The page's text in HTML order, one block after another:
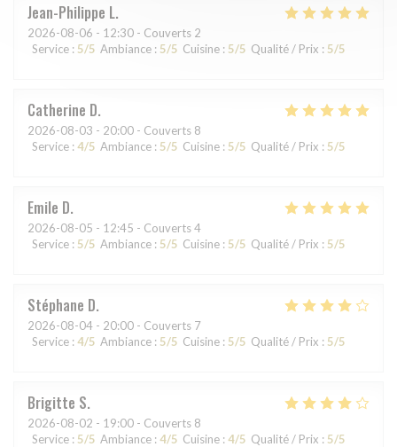
Jean-Philippe L
2026-08-06 - 12:30 - Couverts 2
Service : 5/5 Ambiance : 5/5 Cuisine : 5/5 Qualité / Prix : 5/5
Catherine D
2026-08-03 - 20:00 - Couverts 8
Service : 4/5 Ambiance : 5/5 Cuisine : 5/5 Qualité / Prix : 5/5
Emile D
2026-08-05 - 12:45 - Couverts 4
Service : 5/5 Ambiance : 5/5 Cuisine : 5/5 Qualité / Prix : 5/5
Stéphane D
2026-08-04 - 20:00 - Couverts 7
Service : 4/5 Ambiance : 5/5 Cuisine : 5/5 Qualité / Prix : 5/5
Brigitte S
2026-08-02 - 19:00 - Couverts 8
Service : 5/5 Ambiance : 4/5 Cuisine : 4/5 Qualité / Prix : 5/5